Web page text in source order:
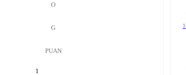
O
G
PUAN
1